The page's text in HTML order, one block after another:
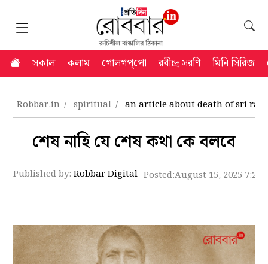
সকাল কলাম গোলগপ্‌পো রবীন্দ্র সরণি মিনি সিরিজ
Robbar.in spiritual an article about death of sri
শেষ নাহি যে শেষ কথা কে বলবে
Published by:Robbar Digital Posted:August 15, 2025 7:23